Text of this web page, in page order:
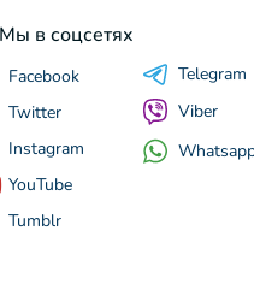
Мы в соцсетях
Facebook
Twitter
Instagram
YouTube
Tumblr
Telegram
Viber